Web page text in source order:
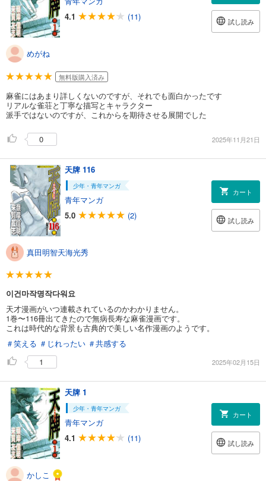
4.1
(11) 試し読み
めがね
無料版購入済み
麻雀にはあまり詳しくないのですが、それでも面白かったです
リアルな雀荘と丁寧な描写とキャラクター
派手ではないのですが、これからを期待させる展開でした
0 2025年11月21日
天牌 116
少年・青年マンガ
青年マンガ
5.0
(2)
カート
試し読み
真田明智天海光秀
이건마작명작다워요
天才漫画がいつ連載されているのかわかりません。
1巻〜116冊出てきたので無病長寿な麻雀漫画です。
これは時代的な背景も古典的で美しい名作漫画のようです。
＃笑える ＃じれったい ＃共感する
1
2025年02月15日
天牌 1
少年・青年マンガ
青年マンガ
4.1
(11)
カート
試し読み
かしこ